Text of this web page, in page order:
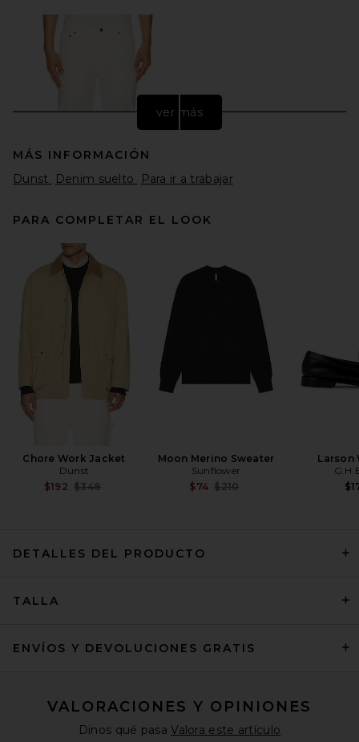
onia Linen Denim 5 Pocket
Pant in Egret
Precio anterior:
ver más
MÁS INFORMACIÓN
Dunst
Denim suelto Para ir a trabajar
PARA COMPLETAR EL LOOK
Chore Work Jacket
Dunst
$192 Previous price:
$348
Moon Merino Sweater
Sunflower
$74 Previous price:
$210
Larson
DETALLES DEL PRODUCTO
TALLA
ENVÍOS Y DEVOLUCIONES GRATIS
VALORACIONES Y OPINIONES
Dinos qué pasaValora este artículo